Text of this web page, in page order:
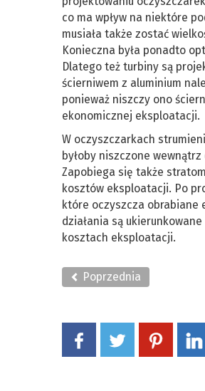
co ma wpływ na niektóre
musiała także zostać
Konieczna była ponadto
Dlatego też turbiny są
ścierniwem z aluminium
ponieważ niszczy ono
ekonomicznej eksploatacji.
W oczyszczarkach
byłoby niszczone
Zapobiega się także
kosztów eksploatacji. Po
które oczyszcza obrabiane
działania są
kosztach eksploatacji.
Poprzednia